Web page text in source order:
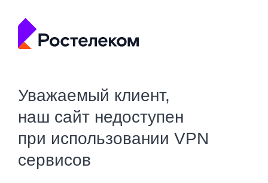
Уважаемый клиент,
наш сайт недоступен
при использовании VPN
сервисов